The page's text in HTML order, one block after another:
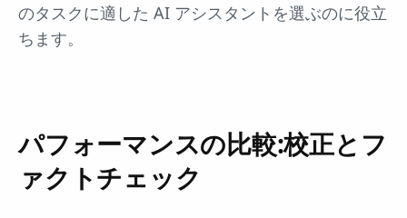
のタスクに適した AI アシスタントを選ぶのに役立
ちます。
パフォーマンスの比較:校正とフ
ァクトチェック